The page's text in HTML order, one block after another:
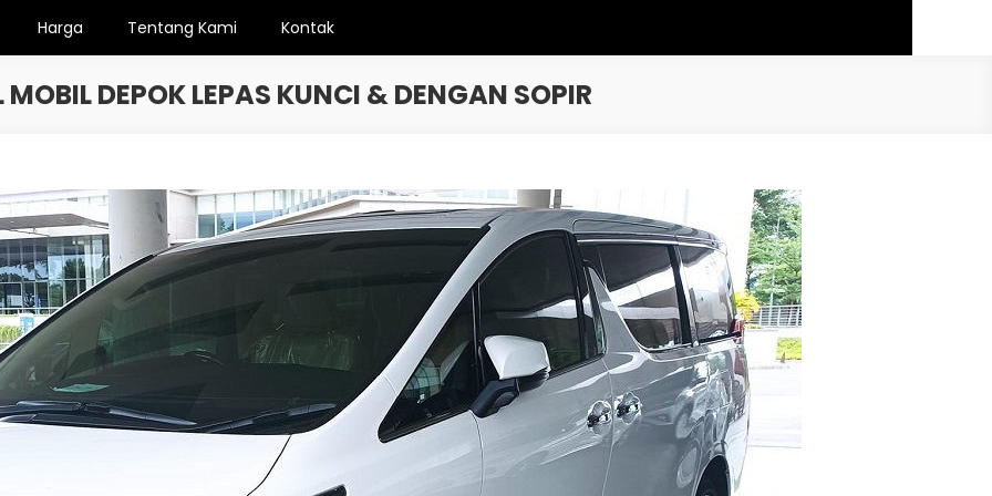
Harga Tentang Kami Kontak
MOBIL DEPOK LEPAS KUNCI & DENGAN SOPIR